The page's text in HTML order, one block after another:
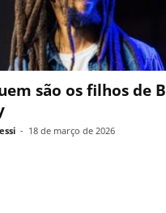
são os filhos de
- 18 de março de 2026